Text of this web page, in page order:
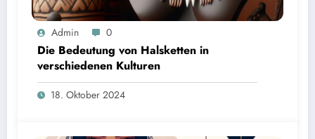
Admin 0
Die Bedeutung von Halsketten in
verschiedenen Kulturen
18. Oktober 2024